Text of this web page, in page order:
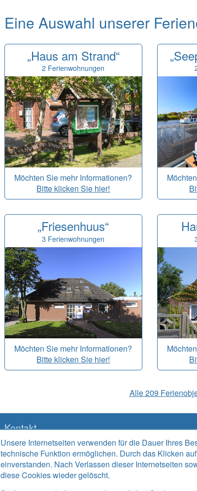
Unsere Internetseiten verwenden für die Dauer Ihres
technische Funktion ermöglichen. Durch das Klicken
einverstanden. Nach Verlassen dieser Internetseiten
diese Cookies wieder gelöscht.
Eine Auswahl unserer
„Haus am Strand“
2 Ferienwohnungen
Möchten Sie mehr Informationen?
Bitte klicken Sie hier!
„Friesenhuus“
3 Ferienwohnungen
Möchten Sie mehr Informationen?
Bitte klicken Sie hier!
Alle 209
Kontakt
Alter Sielweg 17 A
26427 Bensersiel
Telefon 04971 912667
Telefax 04971 925764